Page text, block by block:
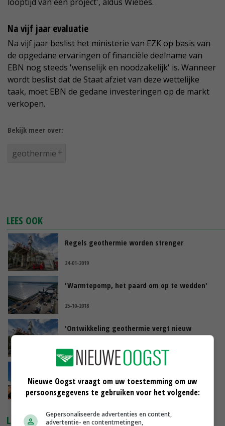
looptijd van een project', aldus Wiebes.
Na vijf jaar evaluatie
Na vijf jaar beslist het ministerie van EZK op basis van
de opgedane ervaringen of financiële deelname van
EBN nog steeds 'wenselijk en noodzakelijk' is. Wanneer
wordt beslist dat de Staat afziet van deze wettelijke
taak, moet EBN de gedane investeringen op de markt
verkopen.
Bekijk meer over:
geothermie
LEES OOK
Regels geothermie worden strenger
24-01-2019
'Warmtepomp, het paard om op te wedden'
25-10-2018
'Ontwikkeling geothermie vergt nieuw
beleid'
26-07-2018
aardwarmte
02-06-2018
LAATSTE NIEUWS
Nieuwe Oogst vraagt om uw toestemming om uw
persoonsgegevens te gebruiken voor het volgende:
Gepersonaliseerde advertenties en content,
advertentie- en contentmetingen,